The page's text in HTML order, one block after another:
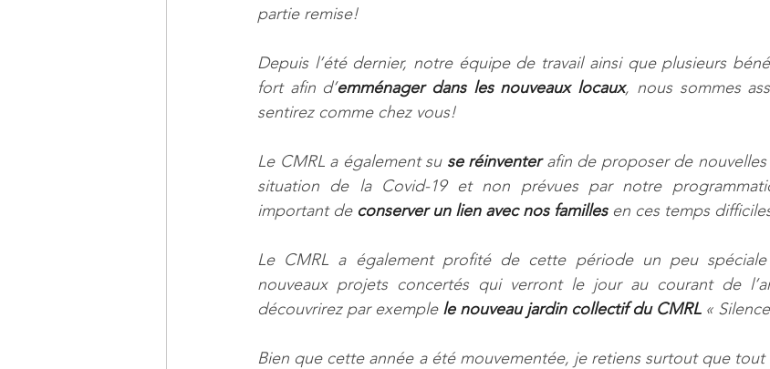
partie remise!
Depuis l’été dernier, notre équipe de travail ainsi que plusieurs
fort afin d’emménager dans les nouveaux locaux, nous sommes
sentirez comme chez vous!
Le CMRL a également su se réinventer afin de proposer de nouvelles
situation de la Covid-19 et non prévues par notre
important de conserver un lien avec nos familles en ces temps
Le CMRL a également profité de cette période un peu
nouveaux projets concertés qui verront le jour au courant de
découvrirez par exemple le nouveau jardin collectif du CMRL «
Bien que cette année a été mouvementée, je retiens surtout que